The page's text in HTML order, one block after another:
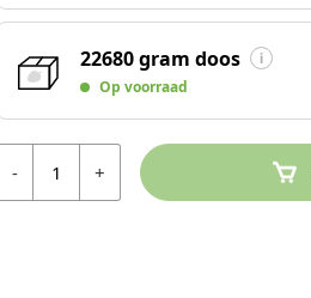
22680 gram doos
Op voorraad
- +